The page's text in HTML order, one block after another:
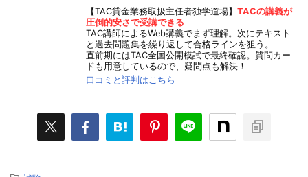
【TAC貸金業務取扱主任者独学道場】 TACの講義が
圧倒的安さで受講できる
TAC講師によるWeb講義でまず理解。次にテキスト
と過去問題集を繰り返して合格ラインを狙う。
直前期にはTAC全国公開模試で最終確認。質問カー
ドも用意しているので、疑問点も解決！
口コミと評判はこちら